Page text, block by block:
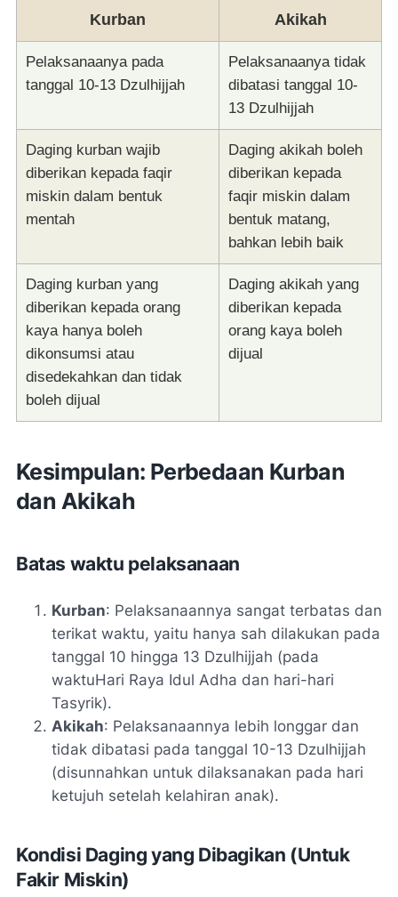
Kurban Akikah
Pelaksanaanya pada
tanggal 10-13 Dzulhijjah
Pelaksanaanya tidak
dibatasi tanggal 10-
13 Dzulhijjah
Daging kurban wajib
diberikan kepada faqir
miskin dalam bentuk
mentah
Daging akikah boleh
diberikan kepada
faqir miskin dalam
bentuk matang,
bahkan lebih baik
Daging kurban yang
diberikan kepada orang
kaya hanya boleh
dikonsumsi atau
disedekahkan dan tidak
boleh dijual
Daging akikah yang
diberikan kepada
orang kaya boleh
dijual
Kesimpulan: Perbedaan Kurban
dan Akikah
Batas waktu pelaksanaan
Kurban: Pelaksanaannya sangat terbatas dan
terikat waktu, yaitu hanya sah dilakukan pada
tanggal 10 hingga 13 Dzulhijjah (pada
waktuHari Raya Idul Adha dan hari-hari
Tasyrik).
Akikah: Pelaksanaannya lebih longgar dan
tidak dibatasi pada tanggal 10-13 Dzulhijjah
(disunnahkan untuk dilaksanakan pada hari
ketujuh setelah kelahiran anak).
Kondisi Daging yang Dibagikan (Untuk
Fakir Miskin)